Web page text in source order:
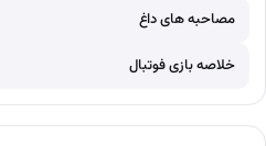
مصاحبه های داغ
خلاصه بازی فوتبال